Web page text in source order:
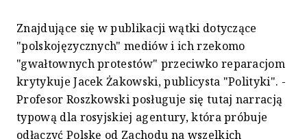
Znajdujące się w publikacji wątki dotyczące
"polskojęzycznych" mediów i ich rzekomo
"gwałtownych protestów" przeciwko reparacjom
krytykuje Jacek Żakowski, publicysta "Polityki". -
Profesor Roszkowski posługuje się tutaj narracją
typową dla rosyjskiej agentury, która próbuje
odłączyć Polskę od Zachodu na wszelkich